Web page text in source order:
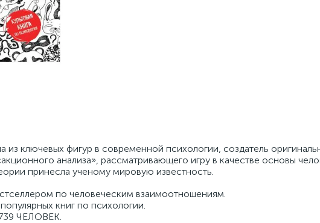
ключевых фигур в современной психологии, создатель
анализа», рассматривающего игру в качестве основы
принесла ученому мировую известность.
по человеческим взаимоотношениям.
книг по психологии.
ЧЕЛОВЕК.